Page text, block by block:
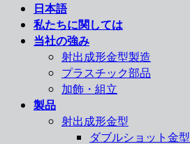
日本語
私たちに関しては
当社の強み
射出成形金型製造
プラスチック部品
加飾・組立
製品
射出成形金型
ダブルショット金型